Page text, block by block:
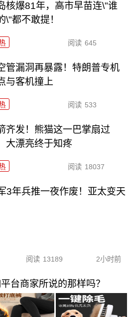
核爆81年，高市早苗连\"谁
\"都不敢提！
阅读 645
管漏洞再暴露！特朗普专机
与客机撞上
阅读 533
齐发！熊猫这一巴掌扇过
大漂亮终于知疼
阅读 18037
3年兵推一夜作废！亚太变天
阅读 13189 2小时前
台商家所说的那样吗？